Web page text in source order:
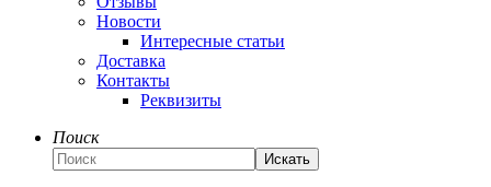
Новости
Интересные статьи
Доставка
Контакты
Реквизиты
Поиск
Искать